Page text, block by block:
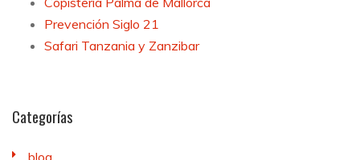
Prevención Siglo 21
Safari Tanzania y Zanzibar
Categorías
blog